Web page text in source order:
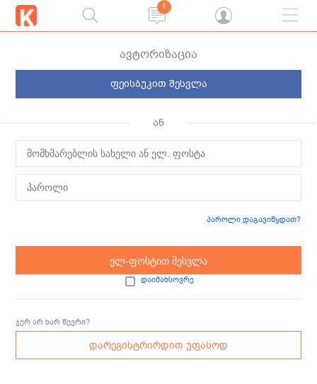
1
ავტორიზაცია
ფეისბუკით შესვლა
ან
პაროლი დაგავიწყდათ?
ელ-ფოსტით შესვლა
დაიმახსოვრე
ჯერ არ ხარ წევრი?
დარეგისტრირდით უფასოდ